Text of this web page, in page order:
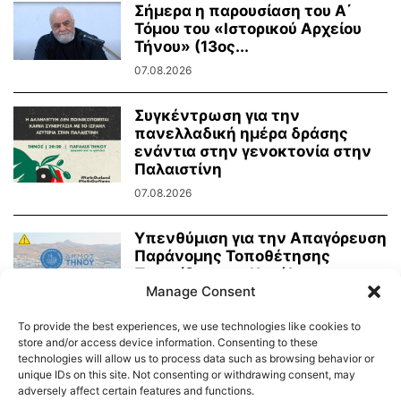
Σήμερα η παρουσίαση του Α΄
Τόμου του «Ιστορικού Αρχείου
Τήνου» (13ος...
07.08.2026
Συγκέντρωση για την
πανελλαδική ημέρα δράσης
ενάντια στην γενοκτονία στην
Παλαιστίνη
07.08.2026
Υπενθύμιση για την Απαγόρευση
Παράνομης Τοποθέτησης
Πινακίδων και Κατάληψης
Κοινόχρηστων Χώρων
Manage Consent
To provide the best experiences, we use technologies like cookies to
store and/or access device information. Consenting to these
technologies will allow us to process data such as browsing behavior or
unique IDs on this site. Not consenting or withdrawing consent, may
adversely affect certain features and functions.